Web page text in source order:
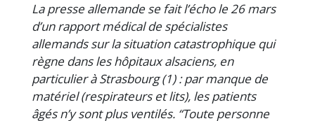
La presse allemande se fait l’écho le 26 mars
d’un rapport médical de spécialistes
allemands sur la situation catastrophique qui
règne dans les hôpitaux alsaciens, en
particulier à Strasbourg (1) : par manque de
matériel (respirateurs et lits), les patients
âgés n’y sont plus ventilés. “Toute personne